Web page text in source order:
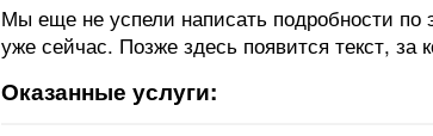
Мы еще не успели написать подробности
уже сейчас. Позже здесь появится текст, за
Оказанные услуги: